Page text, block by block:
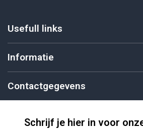
Usefull links
Informatie
Contactgegevens
Schrijf je hier in voor